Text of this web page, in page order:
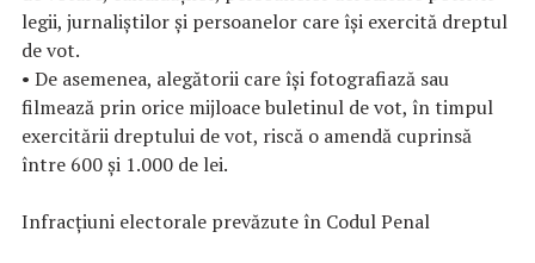
legii, jurnaliștilor și persoanelor care își exercită dreptul
de vot.
• De asemenea, alegătorii care își fotografiază sau
filmează prin orice mijloace buletinul de vot, în timpul
exercitării dreptului de vot, riscă o amendă cuprinsă
între 600 și 1.000 de lei.
Infracțiuni electorale prevăzute în Codul Penal